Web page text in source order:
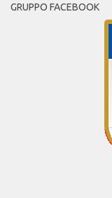
GRUPPO FACEBOOK